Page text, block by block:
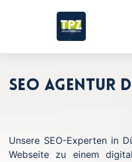
SEO Agentur
Unsere SEO-Experten in
Webseite zu einem